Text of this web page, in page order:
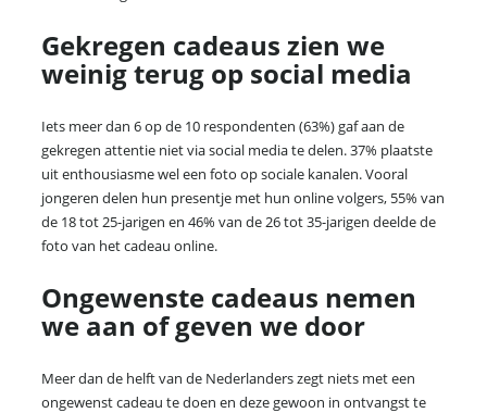
Gekregen cadeaus zien we
weinig terug op social media
Iets meer dan 6 op de 10 respondenten (63%) gaf aan de
gekregen attentie niet via social media te delen. 37% plaatste
uit enthousiasme wel een foto op sociale kanalen. Vooral
jongeren delen hun presentje met hun online volgers, 55% van
de 18 tot 25-jarigen en 46% van de 26 tot 35-jarigen deelde de
foto van het cadeau online.
Ongewenste cadeaus nemen
we aan of geven we door
Meer dan de helft van de Nederlanders zegt niets met een
ongewenst cadeau te doen en deze gewoon in ontvangst te